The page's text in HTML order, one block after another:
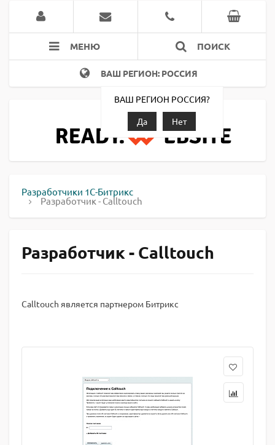
МЕНЮ ПОИСК
ВАШ РЕГИОН: РОССИЯ
ВАШ РЕГИОН РОССИЯ?
Да
Нет
Разработчики 1С-Битрикс
Разработчик - Calltouch
Разработчик - Calltouch
Calltouch является партнером Битрикс